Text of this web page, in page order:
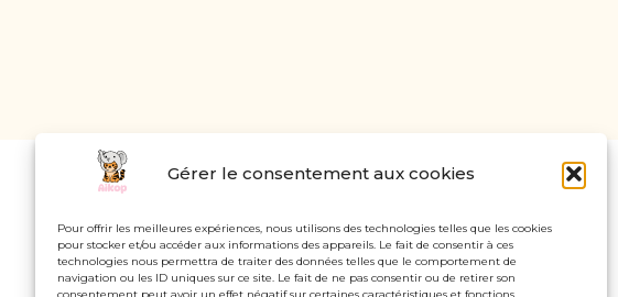
Gérer le consentement aux cookies
Pour offrir les meilleures expériences, nous utilisons des technologies telles que les cookies
pour stocker et/ou accéder aux informations des appareils. Le fait de consentir à ces
technologies nous permettra de traiter des données telles que le comportement de
navigation ou les ID uniques sur ce site. Le fait de ne pas consentir ou de retirer son